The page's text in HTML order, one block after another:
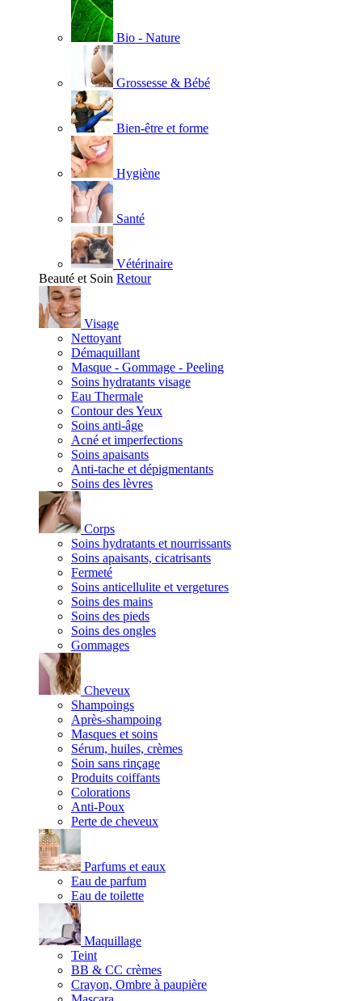
Bio - Nature
Grossesse & Bébé
Bien-être et forme
Hygiène
Santé
Vétérinaire
Beauté et Soin Retour
Visage
Nettoyant
Démaquillant
Masque - Gommage - Peeling
Soins hydratants visage
Eau Thermale
Contour des Yeux
Soins anti-âge
Acné et imperfections
Soins apaisants
Anti-tache et dépigmentants
Soins des lèvres
Corps
Soins hydratants et nourrissants
Soins apaisants, cicatrisants
Fermeté
Soins anticellulite et vergetures
Soins des mains
Soins des pieds
Soins des ongles
Gommages
Cheveux
Shampoings
Après-shampoing
Masques et soins
Sérum, huiles, crèmes
Soin sans rinçage
Produits coiffants
Colorations
Anti-Poux
Perte de cheveux
Parfums et eaux
Eau de parfum
Eau de toilette
Maquillage
Teint
BB & CC crèmes
Crayon, Ombre à paupière